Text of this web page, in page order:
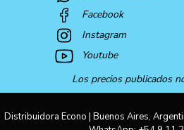
Facebook
Instagram
Youtube
Los precios publicados
Distribuidora Econo | Buenos Aires,